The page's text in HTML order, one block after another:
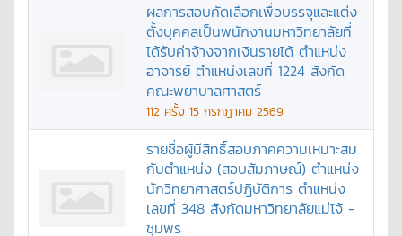
ผลการสอบคัดเลือกเพื่อบรรจุและแต่ง
ตั้งบุคคลเป็นพนักงานมหาวิทยาลัยที่
ได้รับค่าจ้างจากเงินรายได้ ตำแหน่ง
อาจารย์ ตำแหน่งเลขที่ 1224 สังกัด
คณะพยาบาลศาสตร์
112 ครั้ง 15 กรกฎาคม 2569
รายชื่อผู้มีสิทธิ์สอบภาคความเหมาะสม
กับตำแหน่ง (สอบสัมภาษณ์) ตำแหน่ง
นักวิทยาศาสตร์ปฏิบัติการ ตำแหน่ง
เลขที่ 348 สังกัดมหาวิทยาลัยแม่โจ้ -
ชุมพร